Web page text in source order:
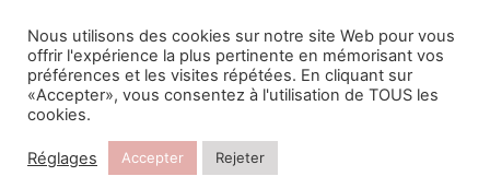
Mentions légales
Politique de
confidentialité
Suivez-nous
Tous droits réservés
Nous utilisons des cookies sur notre site Web pour vous
offrir l'expérience la plus pertinente en mémorisant vos
préférences et les visites répétées. En cliquant sur
«Accepter», vous consentez à l'utilisation de TOUS les
cookies.
Réglages Accepter Rejeter